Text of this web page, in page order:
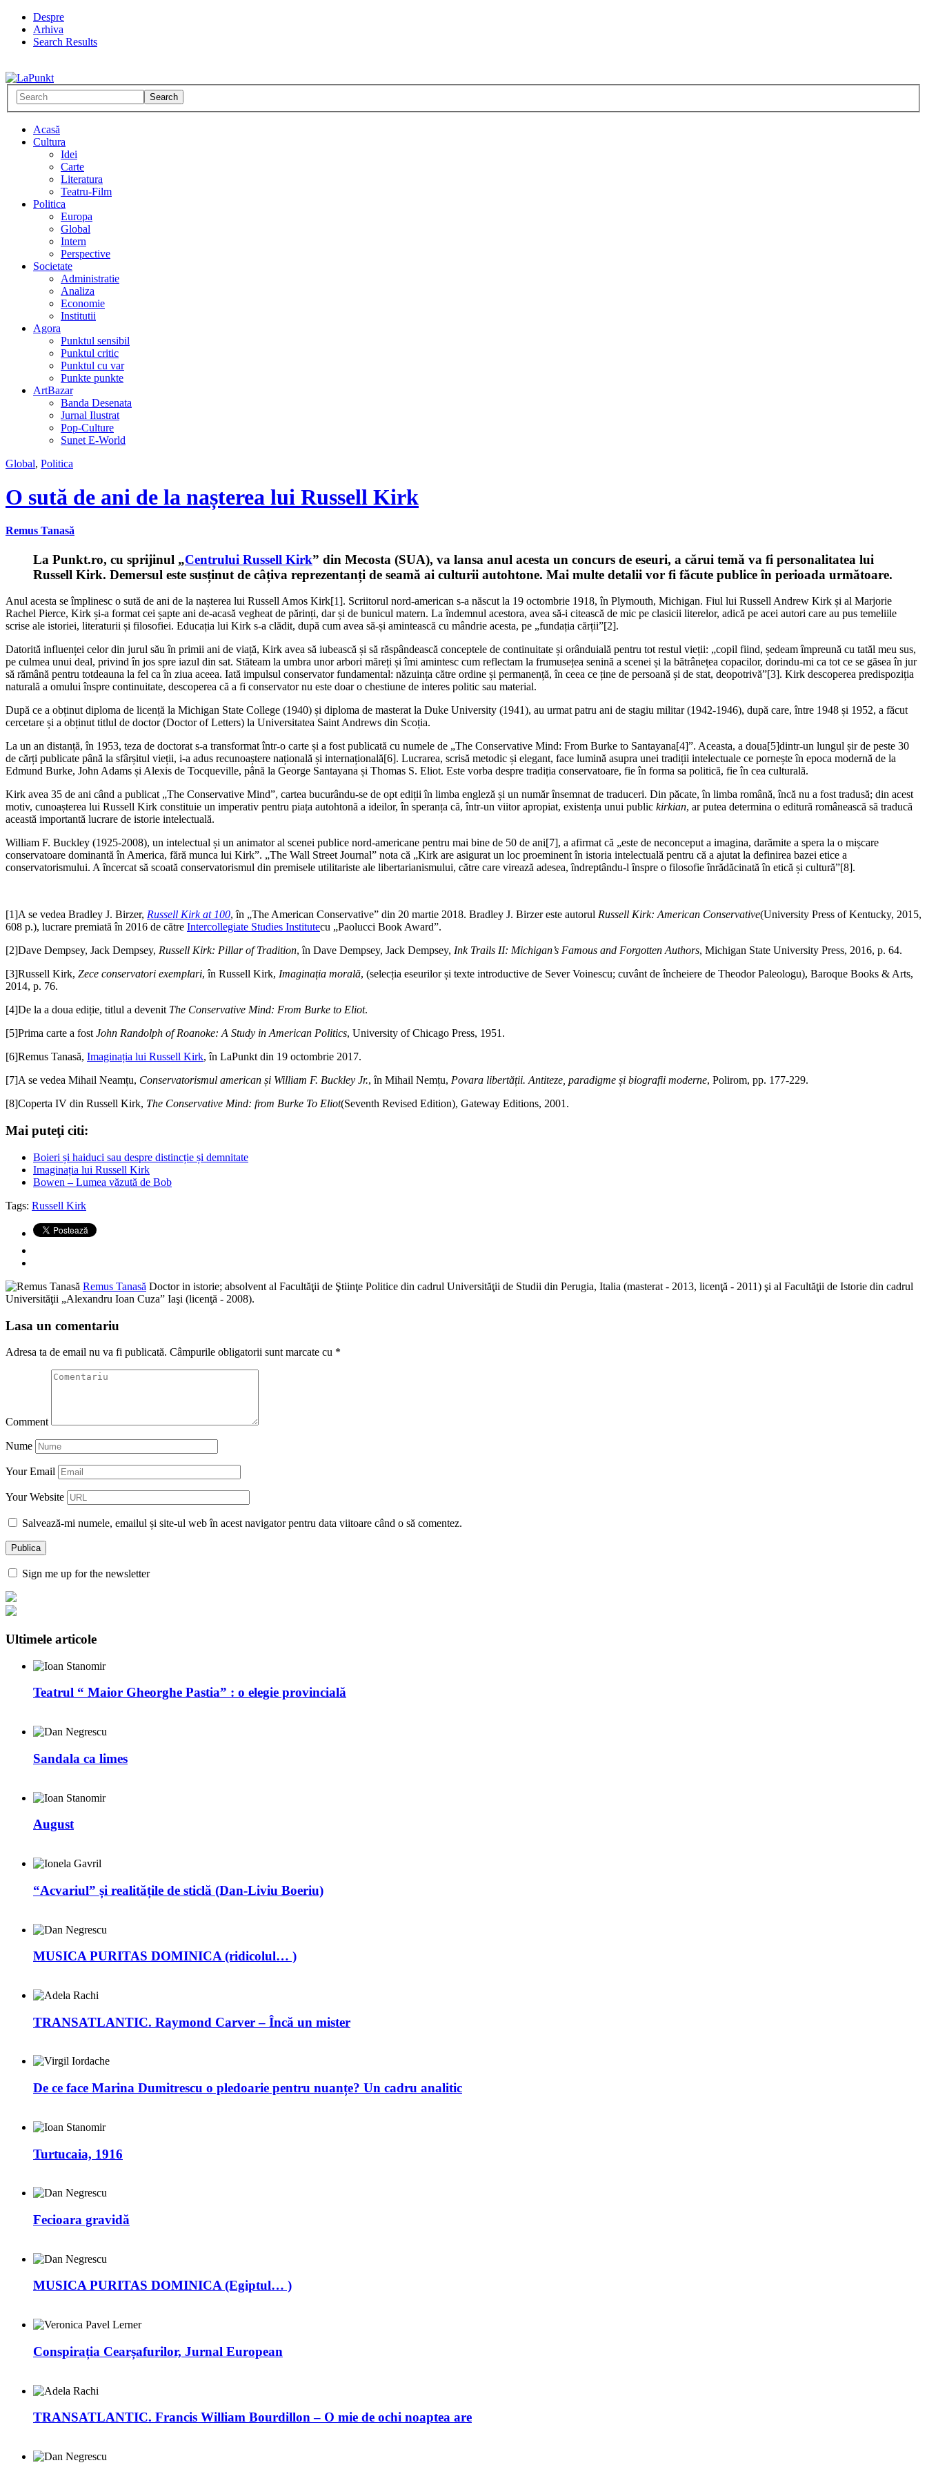
Despre
Arhiva
Search Results
Acasă
Cultura
Idei
Carte
Literatura
Teatru-Film
Politica
Europa
Global
Intern
Perspective
Societate
Administratie
Analiza
Economie
Institutii
Agora
Punktul sensibil
Punktul critic
Punktul cu var
Punkte punkte
ArtBazar
Banda Desenata
Jurnal Ilustrat
Pop-Culture
Sunet E-World
Global, Politica
O sută de ani de la nașterea lui Russell Kirk
Remus Tanasă
La Punkt.ro, cu sprijinul „Centrului Russell Kirk” din Mecosta (SUA), va lansa anul acesta un concurs de eseuri, a cărui temă va fi personalitatea lui
Russell Kirk. Demersul este susținut de câțiva reprezentanți de seamă ai culturii autohtone. Mai multe detalii vor fi făcute publice în perioada următoare.
Anul acesta se împlinesc o sută de ani de la nașterea lui Russell Amos Kirk[1]. Scriitorul nord-american s-a născut la 19 octombrie 1918, în Plymouth, Michigan. Fiul lui Russell Andrew Kirk și al Marjorie
Rachel Pierce, Kirk și-a format cei șapte ani de-acasă vegheat de părinți, dar și de bunicul matern. La îndemnul acestora, avea să-i citească de mic pe clasicii literelor, adică pe acei autori care au pus temeliile
scrise ale istoriei, literaturii și filosofiei. Educația lui Kirk s-a clădit, după cum avea să-și amintească cu mândrie acesta, pe „fundația cărții”[2].
Datorită influenței celor din jurul său în primii ani de viață, Kirk avea să iubească și să răspândească conceptele de continuitate și orânduială pentru tot restul vieții: „copil fiind, ședeam împreună cu tatăl meu sus,
pe culmea unui deal, privind în jos spre iazul din sat. Stăteam la umbra unor arbori măreți și îmi amintesc cum reflectam la frumusețea senină a scenei și la bătrânețea copacilor, dorindu-mi ca tot ce se găsea în jur
să rămână pentru totdeauna la fel ca în ziua aceea. Iată impulsul conservator fundamental: năzuința către ordine și permanență, în ceea ce ține de persoană și de stat, deopotrivă”[3]. Kirk descoperea predispoziția
naturală a omului înspre continuitate, descoperea că a fi conservator nu este doar o chestiune de interes politic sau material.
După ce a obținut diploma de licență la Michigan State College (1940) și diploma de masterat la Duke University (1941), au urmat patru ani de stagiu militar (1942-1946), după care, între 1948 și 1952, a făcut
cercetare și a obținut titlul de doctor (Doctor of Letters) la Universitatea Saint Andrews din Scoția.
La un an distanță, în 1953, teza de doctorat s-a transformat într-o carte și a fost publicată cu numele de „The Conservative Mind: From Burke to Santayana[4]”. Aceasta, a doua[5]dintr-un lungul șir de peste 30
de cărți publicate până la sfârșitul vieții, i-a adus recunoaștere națională și internațională[6]. Lucrarea, scrisă metodic și elegant, face lumină asupra unei tradiții intelectuale ce pornește în epoca modernă de la
Edmund Burke, John Adams și Alexis de Tocqueville, până la George Santayana și Thomas S. Eliot. Este vorba despre tradiția conservatoare, fie în forma sa politică, fie în cea culturală.
Kirk avea 35 de ani când a publicat „The Conservative Mind”, cartea bucurându-se de opt ediții în limba engleză și un număr însemnat de traduceri. Din păcate, în limba română, încă nu a fost tradusă; din acest
motiv, cunoașterea lui Russell Kirk constituie un imperativ pentru piața autohtonă a ideilor, în speranța că, într-un viitor apropiat, existența unui public kirkian, ar putea determina o editură românească să traducă
această importantă lucrare de istorie intelectuală.
William F. Buckley (1925-2008), un intelectual și un animator al scenei publice nord-americane pentru mai bine de 50 de ani[7], a afirmat că „este de neconceput a imagina, darămite a spera la o mișcare
conservatoare dominantă în America, fără munca lui Kirk”. „The Wall Street Journal” nota că „Kirk are asigurat un loc proeminent în istoria intelectuală pentru că a ajutat la definirea bazei etice a
conservatorismului. A încercat să scoată conservatorismul din premisele utilitariste ale libertarianismului, către care virează adesea, îndreptându-l înspre o filosofie înrădăcinată în etică și cultură”[8].
[1]A se vedea Bradley J. Birzer, Russell Kirk at 100, în „The American Conservative” din 20 martie 2018. Bradley J. Birzer este autorul Russell Kirk: American Conservative(University Press of Kentucky, 2015,
608 p.), lucrare premiată în 2016 de către Intercollegiate Studies Institutecu „Paolucci Book Award”.
[2]Dave Dempsey, Jack Dempsey, Russell Kirk: Pillar of Tradition, în Dave Dempsey, Jack Dempsey, Ink Trails II: Michigan’s Famous and Forgotten Authors, Michigan State University Press, 2016, p. 64.
[3]Russell Kirk, Zece conservatori exemplari, în Russell Kirk, Imaginația morală, (selecția eseurilor și texte introductive de Sever Voinescu; cuvânt de încheiere de Theodor Paleologu), Baroque Books & Arts,
2014, p. 76.
[4]De la a doua ediție, titlul a devenit The Conservative Mind: From Burke to Eliot.
[5]Prima carte a fostJohn Randolph of Roanoke: A Study in American Politics, University of Chicago Press, 1951.
[6]Remus Tanasă, Imaginația lui Russell Kirk, în LaPunkt din 19 octombrie 2017.
[7]A se vedea Mihail Neamțu, Conservatorismul american și William F. Buckley Jr., în Mihail Nemțu, Povara libertății. Antiteze, paradigme și biografii moderne, Polirom, pp. 177-229.
[8]Coperta IV din Russell Kirk, The Conservative Mind: from Burke To Eliot(Seventh Revised Edition), Gateway Editions, 2001.
Mai puteţi citi:
Boieri și haiduci sau despre distincție și demnitate
Imaginația lui Russell Kirk
Bowen – Lumea văzută de Bob
Tags: Russell Kirk
Remus Tanasă Doctor in istorie; absolvent al Facultăţii de Ştiinţe Politice din cadrul Universităţii de Studii din Perugia, Italia (masterat - 2013, licenţă - 2011) şi al Facultăţii de Istorie din cadrul
Universităţii „Alexandru Ioan Cuza” Iaşi (licenţă - 2008).
Lasa un comentariu
Adresa ta de email nu va fi publicată. Câmpurile obligatorii sunt marcate cu *
Comment
Nume
Your Email
Your Website
Salvează-mi numele, emailul și site-ul web în acest navigator pentru data viitoare când o să comentez.
Sign me up for the newsletter
Ultimele articole
Teatrul “ Maior Gheorghe Pastia” : o elegie provincială
Sandala ca limes
August
“Acvariul” și realitățile de sticlă (Dan-Liviu Boeriu)
MUSICA PURITAS DOMINICA (ridicolul… )
TRANSATLANTIC. Raymond Carver – Încă un mister
De ce face Marina Dumitrescu o pledoarie pentru nuanțe? Un cadru analitic
Turtucaia, 1916
Fecioara gravidă
MUSICA PURITAS DOMINICA (Egiptul… )
Conspirația Cearșafurilor, Jurnal European
TRANSATLANTIC. Francis William Bourdillon – O mie de ochi noaptea are